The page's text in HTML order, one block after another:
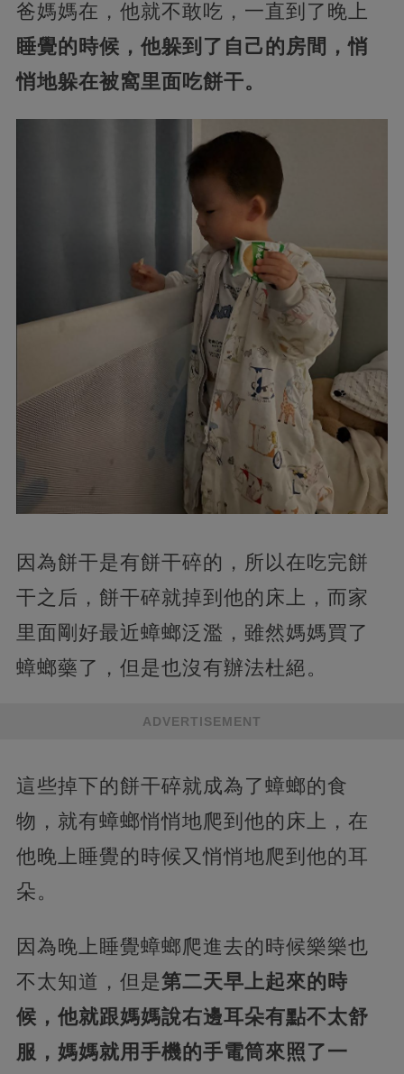
爸媽媽在，他就不敢吃，一直到了晚上
睡覺的時候，他躲到了自己的房間，悄
悄地躲在被窩里面吃餅干。
因為餅干是有餅干碎的，所以在吃完餅
干之后，餅干碎就掉到他的床上，而家
里面剛好最近蟑螂泛濫，雖然媽媽買了
蟑螂藥了，但是也沒有辦法杜絕。
ADVERTISEMENT
這些掉下的餅干碎就成為了蟑螂的食
物，就有蟑螂悄悄地爬到他的床上，在
他晚上睡覺的時候又悄悄地爬到他的耳
朵。
因為晚上睡覺蟑螂爬進去的時候樂樂也
不太知道，但是第二天早上起來的時
候，他就跟媽媽說右邊耳朵有點不太舒
服，媽媽就用手機的手電筒來照了一